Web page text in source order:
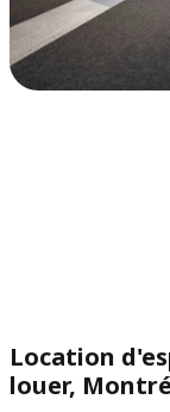
Location
louer,